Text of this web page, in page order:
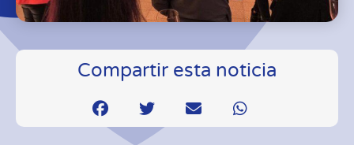
Compartir esta noticia